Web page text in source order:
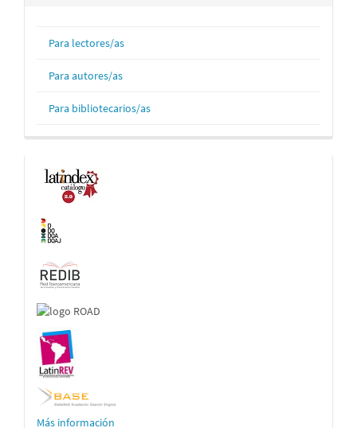
Para lectores/as
Para autores/as
Para bibliotecarios/as
Indexaciones
Más información